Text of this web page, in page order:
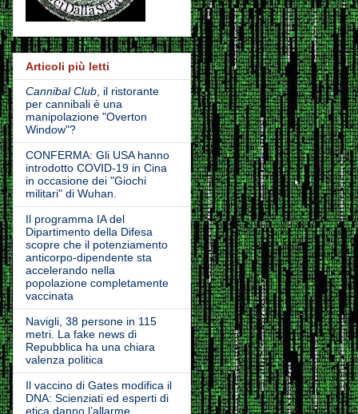
Articoli più letti
Cannibal Club, il ristorante
per cannibali è una
manipolazione "Overton
Window"?
CONFERMA: Gli USA hanno
introdotto COVID-19 in Cina
in occasione dei "Giochi
militari" di Wuhan.
Il programma IA del
Dipartimento della Difesa
scopre che il potenziamento
anticorpo-dipendente sta
accelerando nella
popolazione completamente
vaccinata
Navigli, 38 persone in 115
metri. La fake news di
Repubblica ha una chiara
valenza politica
Il vaccino di Gates modifica il
DNA: Scienziati ed esperti di
etica danno l’allarme